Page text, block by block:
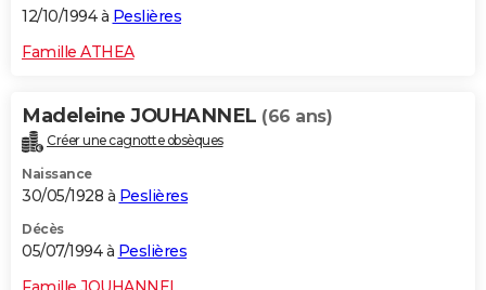
12/10/1994 à Peslières
Famille ATHEA
Madeleine JOUHANNEL (66 ans)
Créer une cagnotte obsèques
Naissance
30/05/1928 à Peslières
Décès
05/07/1994 à Peslières